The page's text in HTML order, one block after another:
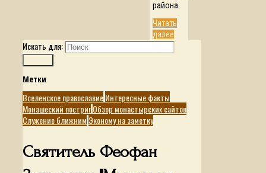
района.
Читать
далее
Искать для:
Метки
Вселенское православиеИнтересные факты
Монашеский постригОбзор монастырских сайтов
Служение ближним Эконому на заметку
Святитель Феофан